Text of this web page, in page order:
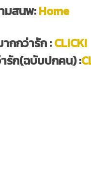
มสนพ:Home
กกว่ารัก :CLICK!
รัก(ฉบับปกคน) :